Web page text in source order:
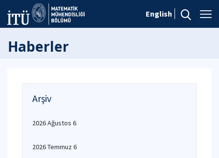
English
Haberler
Arşiv
2026 Ağustos 6
2026 Temmuz 6